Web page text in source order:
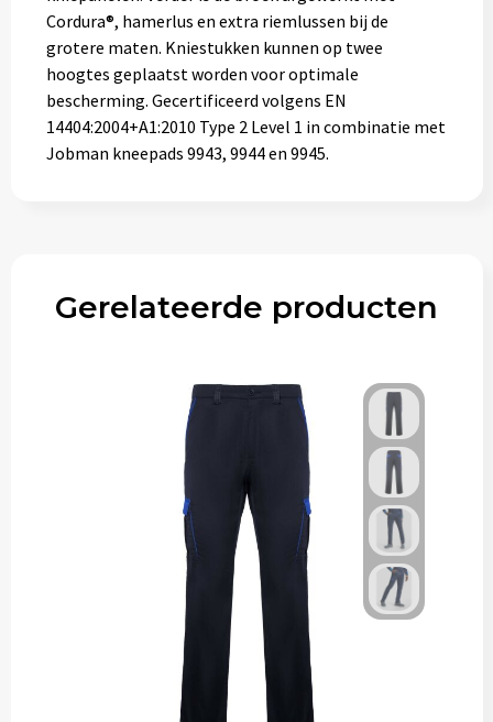
Cordura®, hamerlus en extra riemlussen bij de
grotere maten. Kniestukken kunnen op twee
hoogtes geplaatst worden voor optimale
bescherming. Gecertificeerd volgens EN
14404:2004+A1:2010 Type 2 Level 1 in combinatie met
Jobman kneepads 9943, 9944 en 9945.
Gerelateerde producten